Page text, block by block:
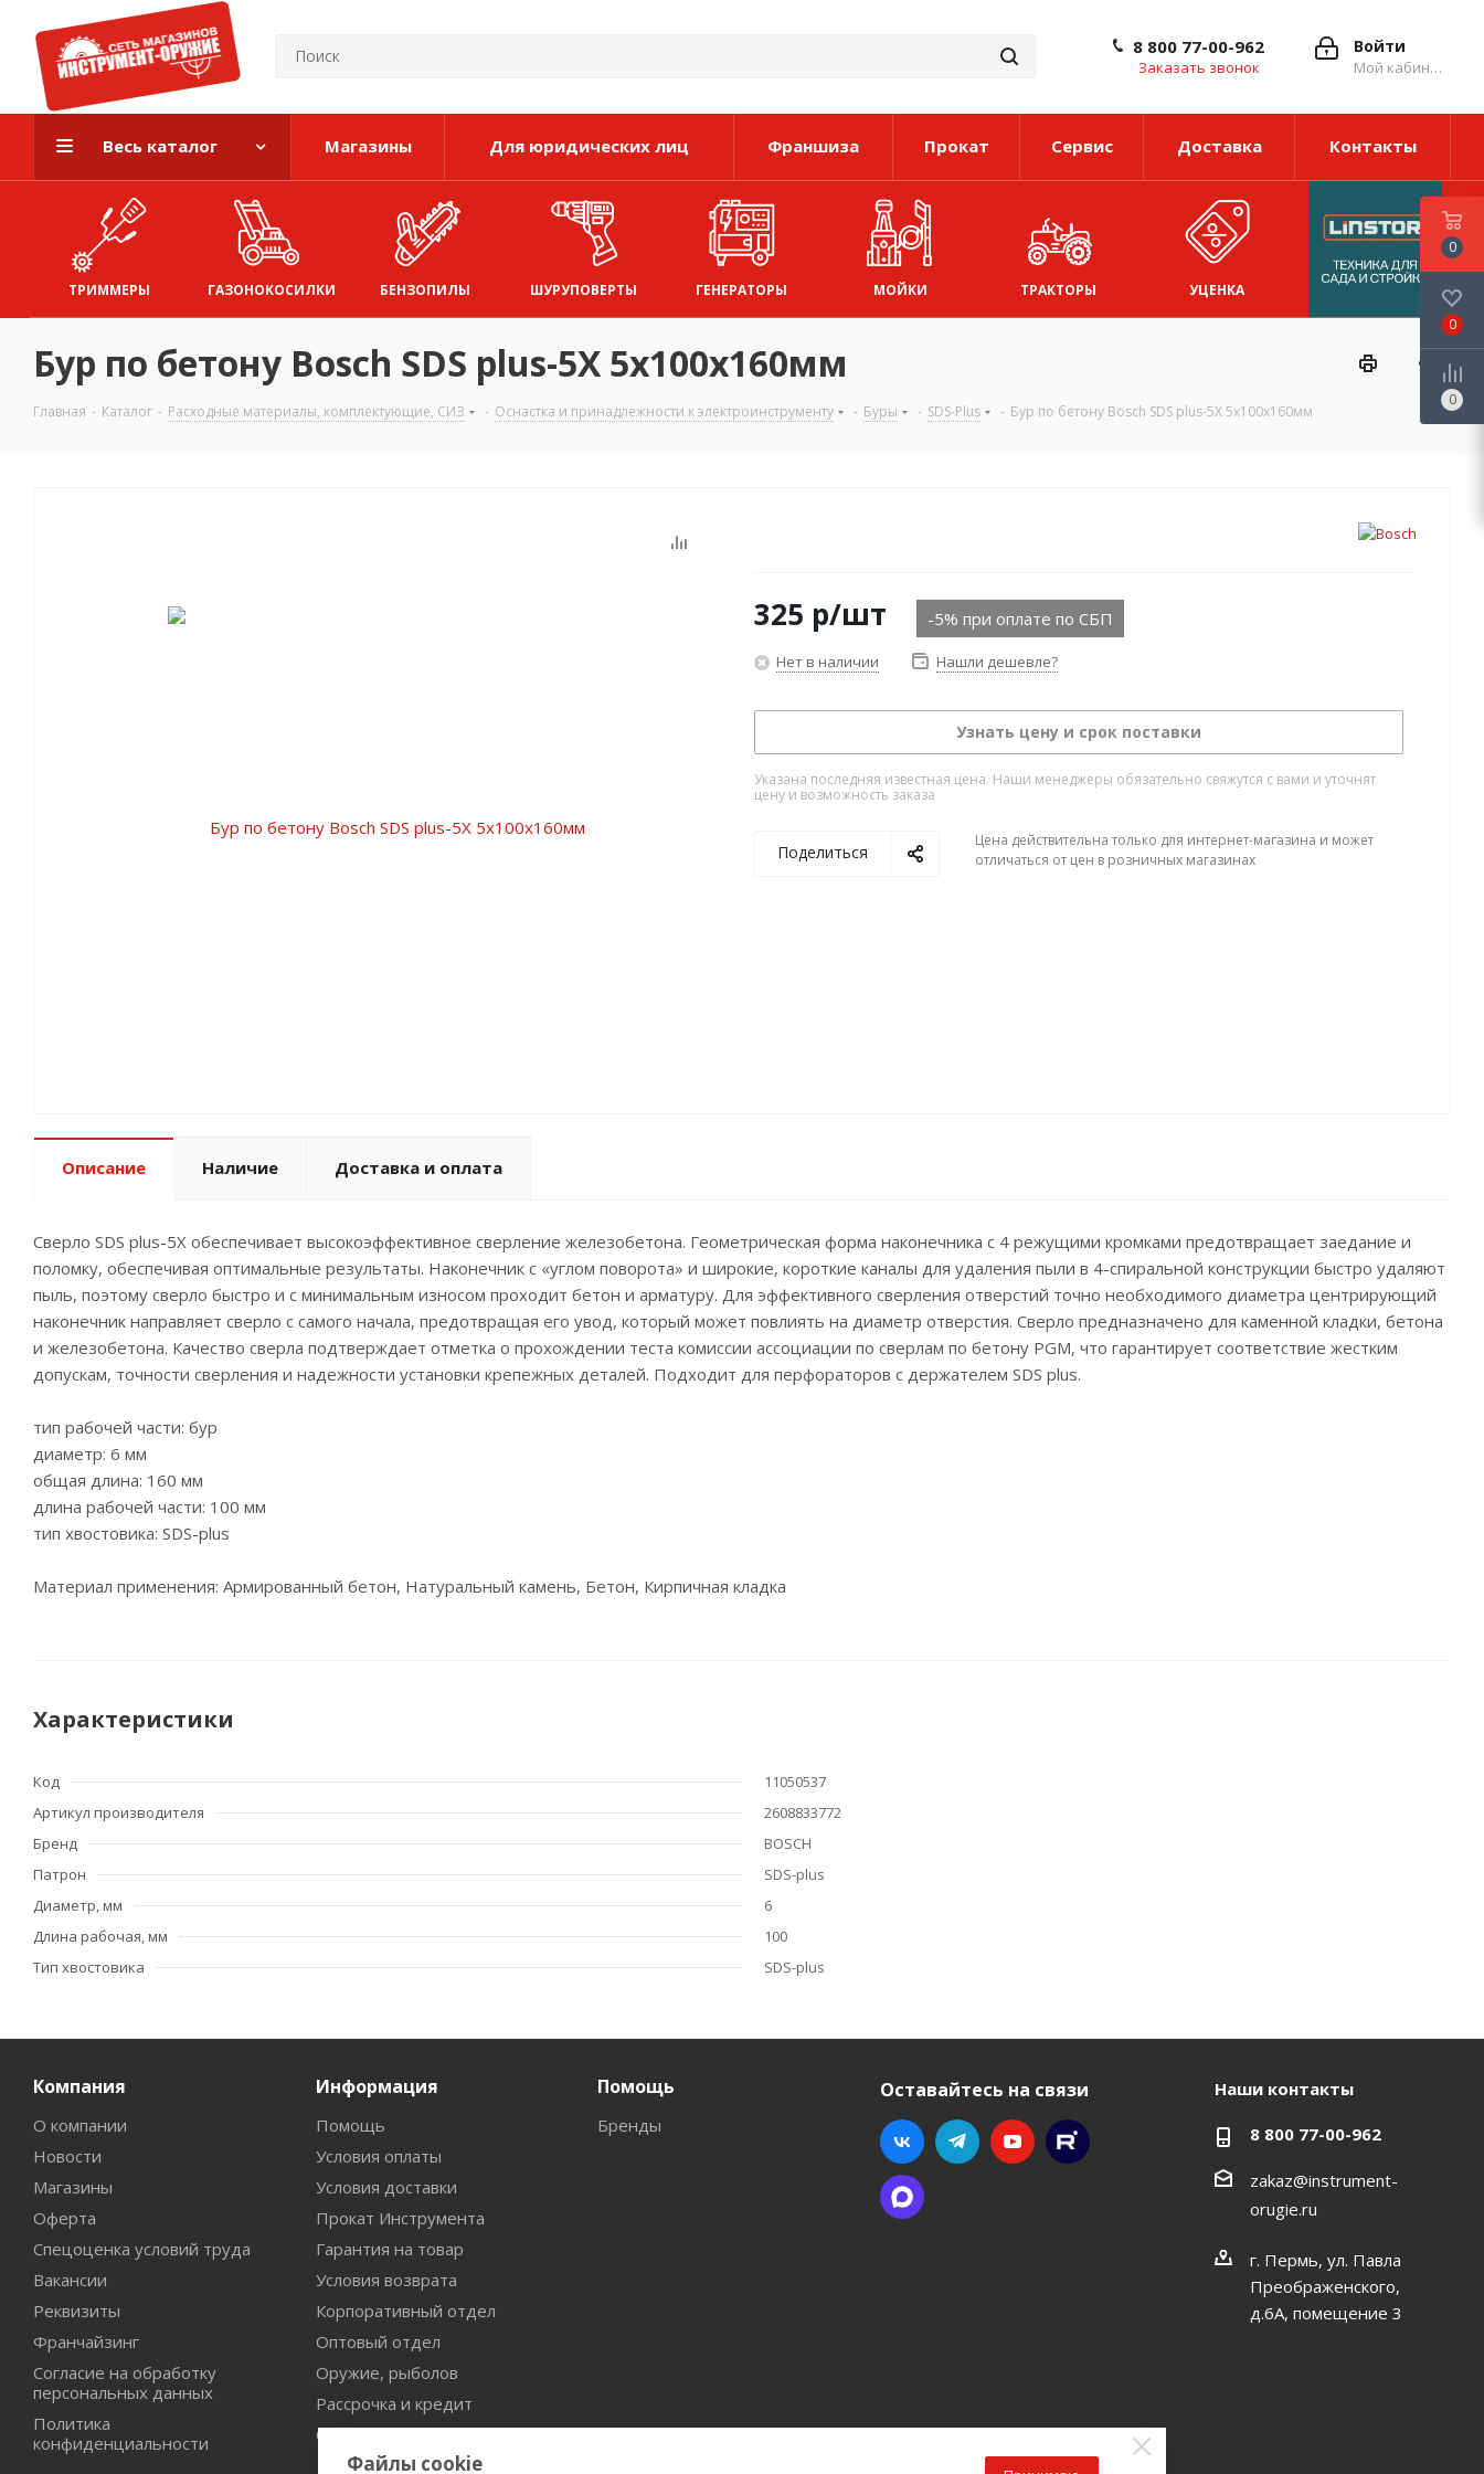
Войти
Мой кабинет
8 800 77-00-962
Заказать звонок
Весь каталог Магазины Для юридических лиц Франшиза Прокат Сервис Доставка Контакты
ТРИММЕРЫ ГАЗОНОКОСИЛКИ БЕНЗОПИЛЫ ШУРУПОВЕРТЫ ГЕНЕРАТОРЫ МОЙКИ ТРАКТОРЫ УЦЕНКА
Бур по бетону Bosch SDS plus-5X 5x100x160мм
Главная - Каталог - Расходные материалы, комплектующие, СИЗ - Оснастка и принадлежности к электроинструменту - Буры - SDS-Plus - Бур по бетону Bosch SDS plus-5X 5x100x160мм
325 р/шт -5% при оплате по СБП
Нет в наличии Нашли дешевле?
Узнать цену и срок поставки
Указана последняя известная цена. Наши менеджеры обязательно свяжутся с вами и уточнят
цену и возможность заказа
Поделиться
Цена действительна только для интернет-магазина и может
отличаться от цен в розничных магазинах
Описание Наличие Доставка и оплата
Сверло SDS plus-5X обеспечивает высокоэффективное сверление железобетона. Геометрическая форма наконечника с 4 режущими кромками предотвращает заедание и
поломку, обеспечивая оптимальные результаты. Наконечник с «углом поворота» и широкие, короткие каналы для удаления пыли в 4-спиральной конструкции быстро удаляют
пыль, поэтому сверло быстро и с минимальным износом проходит бетон и арматуру. Для эффективного сверления отверстий точно необходимого диаметра центрирующий
наконечник направляет сверло с самого начала, предотвращая его увод, который может повлиять на диаметр отверстия. Сверло предназначено для каменной кладки, бетона
и железобетона. Качество сверла подтверждает отметка о прохождении теста комиссии ассоциации по сверлам по бетону PGM, что гарантирует соответствие жестким
допускам, точности сверления и надежности установки крепежных деталей. Подходит для перфораторов с держателем SDS plus.
тип рабочей части: бур
диаметр: 6 мм
общая длина: 160 мм
длина рабочей части: 100 мм
тип хвостовика: SDS-plus
Материал применения: Армированный бетон, Натуральный камень, Бетон, Кирпичная кладка
Характеристики
Код
11050537
Артикул производителя
2608833772
Бренд
BOSCH
Патрон
SDS-plus
Диаметр, мм
6
Длина рабочая, мм
100
Тип хвостовика
SDS-plus
Компания
О компании
Новости
Магазины
Оферта
Спецоценка условий труда
Вакансии
Реквизиты
Франчайзинг
Согласие на обработку
персональных данных
Политика
конфиденциальности
Информация
Помощь
Условия оплаты
Условия доставки
Прокат Инструмента
Гарантия на товар
Условия возврата
Корпоративный отдел
Оптовый отдел
Оружие, рыболов
Рассрочка и кредит
Сертификаты дилерства
Помощь
Бренды
Оставайтесь на связи Наши контакты
8 800 77-00-962
zakaz@instrument-
orugie.ru
г. Пермь, ул. Павла
Преображенского,
д.6А, помещение 3
Файлы cookie
0
0
0